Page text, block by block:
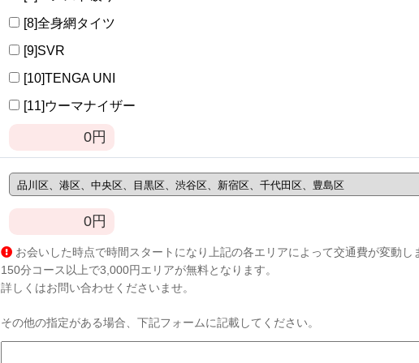
[8]全身網タイツ
[9]SVR
[10]TENGA UNI
[11]ウーマナイザー
0円
0円
お会いした時点で時間スタートになり上記の各エリアによって交通費が変動し
150分コース以上で3,000円エリアが無料となります。
詳しくはお問い合わせくださいませ。
その他の指定がある場合、下記フォームに記載してください。